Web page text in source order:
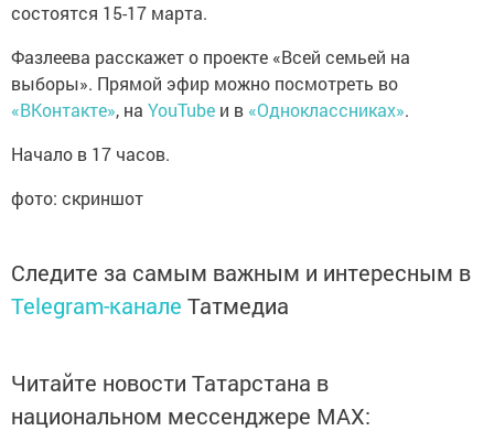
состоятся 15-17 марта.
Фазлеева расскажет о проекте «Всей семьей на
выборы». Прямой эфир можно посмотреть во
«ВКонтакте», на YouTube и в «Одноклассниках».
Начало в 17 часов.
фото: скриншот
Следите за самым важным и интересным в
Telegram-канале Татмедиа
Читайте новости Татарстана в
национальном мессенджере MАХ: